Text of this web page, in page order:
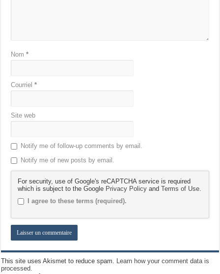
Nom*
Courriel*
Site web
Notify me of follow-up comments by email.
Notify me of new posts by email.
For security, use of Google's reCAPTCHA service is required
which is subject to the Google Privacy Policy andTerms of Use.
I agree to these terms (required).
This site uses Akismet to reduce spam. Learn how your comment data is
processed.